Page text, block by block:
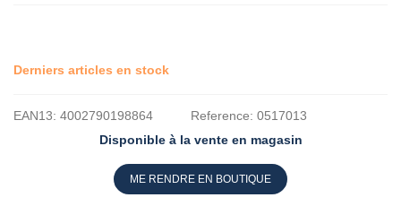
Derniers articles en stock
EAN13: 4002790198864 Reference: 0517013
Disponible à la vente en magasin
ME RENDRE EN BOUTIQUE